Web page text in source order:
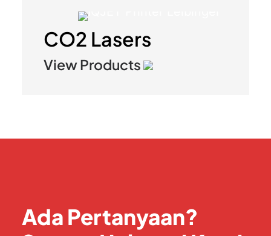
CO2 Lasers
View Products
Ada Pertanyaan?